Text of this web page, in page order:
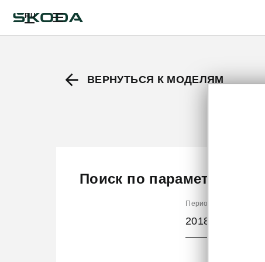
RU
ВЕРНУТЬСЯ К МОДЕЛЯМ
Поиск по параметрам
Период производства
2018/9